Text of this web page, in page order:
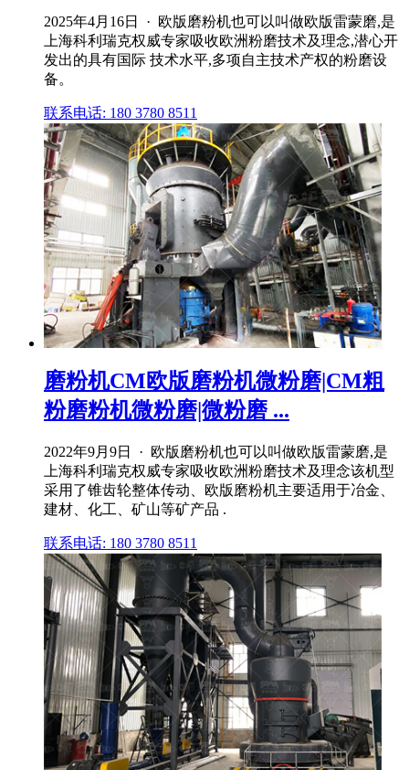
2025年4月16日 · 欧版磨粉机也可以叫做欧版雷蒙磨,是
上海科利瑞克权威专家吸收欧洲粉磨技术及理念,潜心开
发出的具有国际 技术水平,多项自主技术产权的粉磨设
备。
联系电话: 180 3780 8511
磨粉机CM欧版磨粉机微粉磨|CM粗
粉磨粉机微粉磨|微粉磨 ...
2022年9月9日 · 欧版磨粉机也可以叫做欧版雷蒙磨,是
上海科利瑞克权威专家吸收欧洲粉磨技术及理念该机型
采用了锥齿轮整体传动、欧版磨粉机主要适用于冶金、
建材、化工、矿山等矿产品 .
联系电话: 180 3780 8511